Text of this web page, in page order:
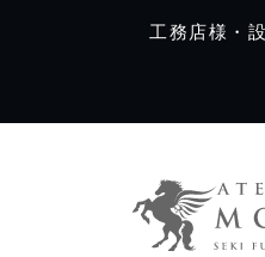
工務店様・